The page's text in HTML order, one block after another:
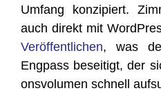
Umfang kon­zi­piert.
auch direkt mit
Ver­öf­fent­li­chen, was
Eng­pass besei­tigt, der
ons­vo­lu­men schnell